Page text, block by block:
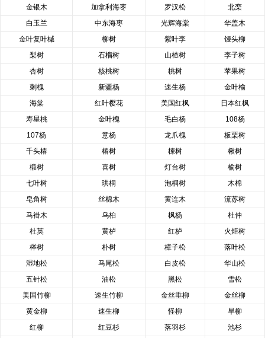
旁或河旁、湖旁周围栽培;长江以北栽培者须在温室越冬。野生于伊
朗、印度、尼泊尔;现广植于世界热带地区。
金银木 加拿利海枣 罗汉松
北栾
白玉兰
中东海枣 光辉海棠
华盖木
金叶复叶槭
柳树 紫叶李
馒头柳
梨树
石榴树 山楂树
李子树
杏树
核桃树 桃树
苹果树
刺槐
新疆杨 速生杨
金叶榆
海棠
红叶樱花 美国红枫
日本红枫
寿星桃
金叶槐 毛白杨
108杨
107杨
意杨 龙爪槐
板栗树
千头椿
椿树 楝树
楸树
椴树
喜树 灯台树
榆树
七叶树
珙桐 泡桐树
木棉
皂角树
丝棉木 黄连木
流苏树
马褂木
乌桕 枫杨
杜仲
杜英
黄栌 红栌
火炬树
榉树
朴树 樟子松
落叶松
湿地松
马尾松 白皮松
华山松
五针松
油松 黑松
雪松
美国竹柳
速生竹柳 金丝垂柳
金丝柳
黄金柳
速生柳 怪柳
旱柳
红柳
红豆杉 落羽杉
池杉